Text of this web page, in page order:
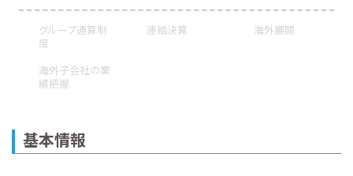
グループ通算制
度
連結決算 海外展開
海外子会社の業
績把握
基本情報